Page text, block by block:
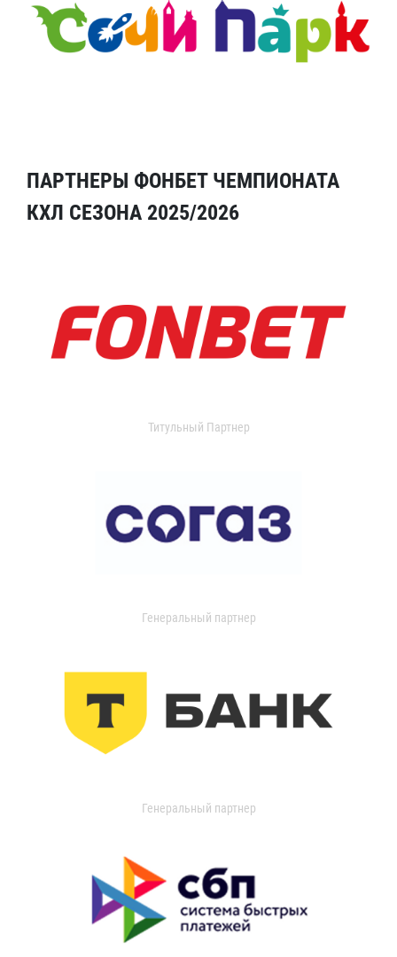
ПАРТНЕРЫ ФОНБЕТ ЧЕМПИОНАТА
КХЛ СЕЗОНА 2025/2026
Титульный Партнер
Генеральный партнер
Генеральный партнер